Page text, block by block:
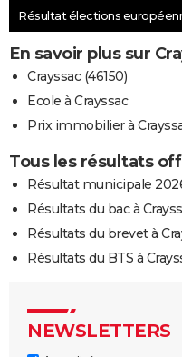
Résultat élections
En savoir plus sur
Crayssac (46150)
Ecole à Crayssac
Prix immobilier à
Tous les résultats
Résultat municipale
Résultats du bac à
Résultats du brevet à
Résultats du BTS à
NEWSLETTERS